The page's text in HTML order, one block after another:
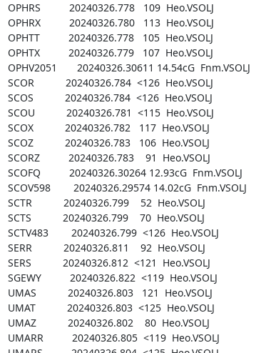
OPHRS          20240326.778   109  Heo.VSOLJ
OPHRX          20240326.780   113  Heo.VSOLJ
OPHTT          20240326.778   105  Heo.VSOLJ
OPHTX          20240326.779   107  Heo.VSOLJ
OPHV2051       20240326.30611 14.54cG  Fnm.VSOLJ
SCOR           20240326.784  <126  Heo.VSOLJ
SCOS           20240326.784  <126  Heo.VSOLJ
SCOU           20240326.781  <115  Heo.VSOLJ
SCOX           20240326.782   117  Heo.VSOLJ
SCOZ           20240326.783   106  Heo.VSOLJ
SCORZ          20240326.783    91  Heo.VSOLJ
SCOFQ          20240326.30264 12.93cG  Fnm.VSOLJ
SCOV598        20240326.29574 14.02cG  Fnm.VSOLJ
SCTR           20240326.799    52  Heo.VSOLJ
SCTS           20240326.799    70  Heo.VSOLJ
SCTV483        20240326.799  <126  Heo.VSOLJ
SERR           20240326.811    92  Heo.VSOLJ
SERS           20240326.812  <121  Heo.VSOLJ
SGEWY          20240326.822  <119  Heo.VSOLJ
UMAS           20240326.803   121  Heo.VSOLJ
UMAT           20240326.803  <125  Heo.VSOLJ
UMAZ           20240326.802    80  Heo.VSOLJ
UMARR          20240326.805  <119  Heo.VSOLJ